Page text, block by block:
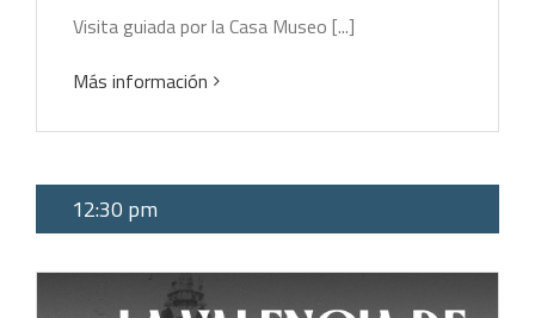
Visita guiada por la Casa Museo [...]
Más información
12:30 pm